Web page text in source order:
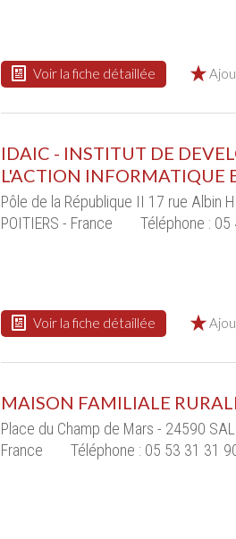
Voir la fiche détaillée
IDAIC - INSTITUT DE
L'ACTION INFORMATIQUE
Pôle de la République II 17 rue Albin
POITIERS - France
Téléphone :
Voir la fiche détaillée
MAISON FAMILIALE
Place du Champ de Mars - 24590
France
Téléphone : 05 53 31 31